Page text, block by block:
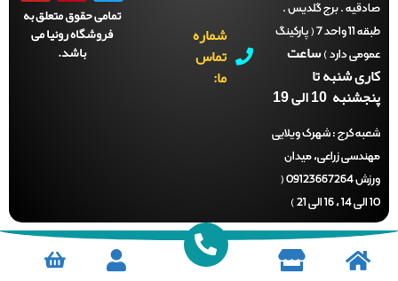
. برج گلدیس .
طبقه 11 واحد 7 ( پارکینگ
دارد )ساعت
شنبه تا
10 الی 19
کرج :شهرک ویلایی
زراعی، میدان
ورزش 09123667264 (
شماره
تماس
تمامی حقوق متعلق به
فروشگاه رونیا می
باشد.